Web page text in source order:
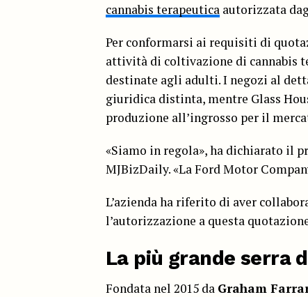
cannabis terapeutica autorizzata
Per conformarsi ai requisiti di
attività di coltivazione di cannabis
destinate agli adulti. I negozi al
giuridica distinta, mentre Glass
produzione all’ingrosso per il
«Siamo in regola», ha dichiarato il
MJBizDaily. «La Ford Motor
L’azienda ha riferito di aver
l’autorizzazione a questa
La più grande serra
Fondata nel 2015 da Graham